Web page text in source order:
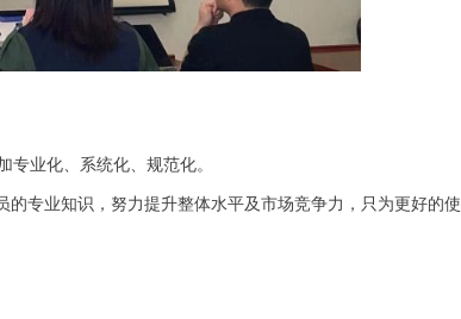
专业化、系统化、规范化。
专业知识，努力提升整体水平及市场竞争力，只为更好的使